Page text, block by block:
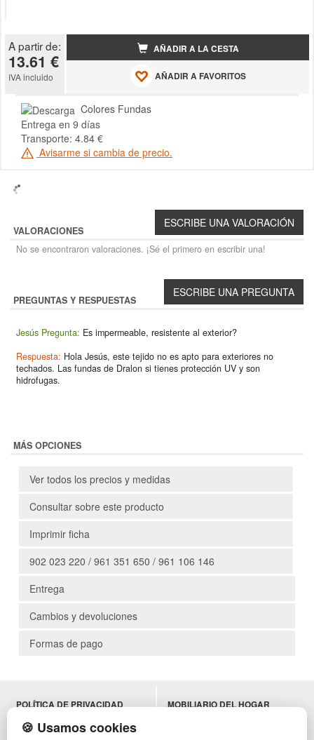
A partir de:
13.61 €
IVA incluido
AÑADIR A LA CESTA
AÑADIR A FAVORITOS
Colores Fundas
Entrega en 9 días
Transporte: 4.84 €
Avisarme si cambia de precio.
VALORACIONES
No se encontraron valoraciones. ¡Sé el primero en escribir una!
PREGUNTAS Y RESPUESTAS
Jesús Pregunta: Es impermeable, resistente al exterior?
Respuesta: Hola Jesús, este tejido no es apto para exteriores no
techados. Las fundas de Dralon si tienes protección UV y son
hidrofugas.
MÁS OPCIONES
Ver todos los precios y medidas
Consultar sobre este producto
Imprimir ficha
902 023 220 / 961 351 650 / 961 106 146
Entrega
Cambios y devoluciones
Formas de pago
POLÍTICA DE PRIVACIDAD
CAMBIOS Y DEVOLUCIONES
MOBILIARIO DEL HOGAR
🍪 Usamos cookies